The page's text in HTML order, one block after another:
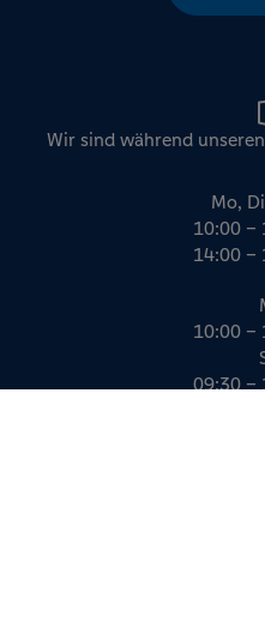
Wir sind während
Mo,
10:00 –
14:00 –
10:00 –
09:30 –